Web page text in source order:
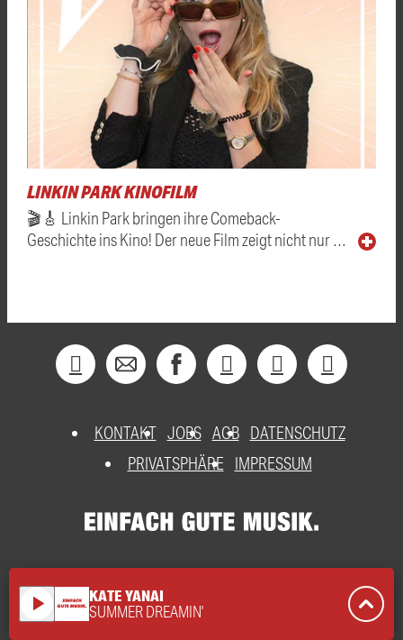
LINKIN PARK KINOFILM
🎬🎸 Linkin Park bringen ihre Comeback-
Geschichte ins Kino! Der neue Film zeigt nicht nur …
KONTAKT JOBS AGB DATENSCHUTZ
PRIVATSPHÄRE
IMPRESSUM
play_arrow KATE YANAI
SUMMER DREAMIN'